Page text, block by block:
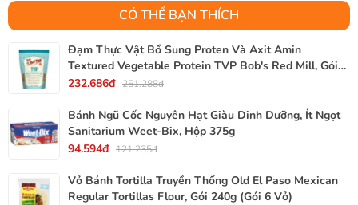
CÓ THỂ BẠN THÍCH
Đạm Thực Vật Bổ Sung Proten Và Axit Amin
Textured Vegetable Protein TVP Bob's Red Mill, Gói
340g, 12 Oz.
232.686đ 251.288đ
Bánh Ngũ Cốc Nguyên Hạt Giàu Dinh Dưỡng, Ít Ngọt
Sanitarium Weet-Bix, Hộp 375g
94.594đ 121.235đ
Vỏ Bánh Tortilla Truyền Thống Old El Paso Mexican
Regular Tortillas Flour, Gói 240g (Gói 6 Vỏ)